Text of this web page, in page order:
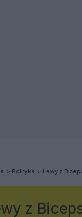
Polityka Lewy z
z